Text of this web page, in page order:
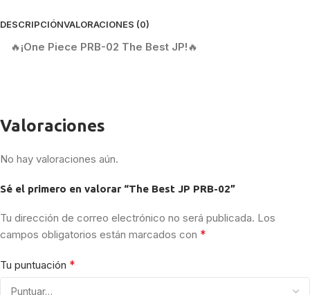
DESCRIPCIÓNVALORACIONES (0)
🔥¡One Piece PRB-02 The Best JP!🔥
Valoraciones
No hay valoraciones aún.
Sé el primero en valorar “The Best JP PRB-02”
Tu dirección de correo electrónico no será publicada. Los
campos obligatorios están marcados con *
Tu puntuación *